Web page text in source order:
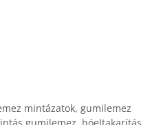
mintázatok, gumilemez